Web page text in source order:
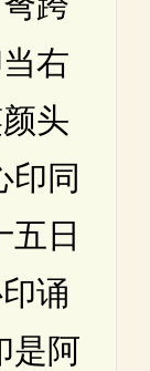
右
头
印同
五日
诵
是阿